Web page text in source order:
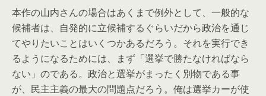
本作の山内さんの場合はあくまで例外として、一般的な
候補者は、自発的に立候補するぐらいだから政治を通じ
てやりたいことはいくつかあるだろう。それを実行でき
るようになるためには、まず「選挙で勝たなければなら
ない」のである。政治と選挙がまったく別物である事
が、民主主義の最大の問題点だろう。俺は選挙カーが使